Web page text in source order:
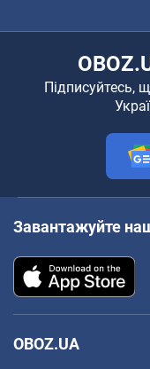
Підписуйтесь,
Завантажуйте
OBOZ.UA